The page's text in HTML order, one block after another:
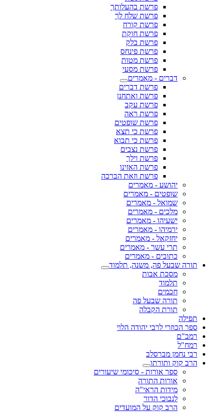
פרשת בהעלותך
פרשת שלח לך
פרשת קורח
פרשת חוקת
פרשת בלק
פרשת פינחס
פרשת מטות
פרשת מסעי
דברים - מאמרים
פרשת דברים
פרשת ואתחנן
פרשת עקב
פרשת ראה
פרשת שופטים
פרשת כי תצא
פרשת כי תבוא
פרשת נצבים
פרשת וילך
פרשת האזינו
פרשת וזאת הברכה
יהושע - מאמרים
שופטים - מאמרים
שמואל - מאמרים
מלכים - מאמרים
ישעיהו - מאמרים
ירמיהו - מאמרים
יחזקאל - מאמרים
תרי עשר - מאמרים
כתובים - מאמרים
תורה שבעל פה, משנה, תלמוד
מסכת אבות
תלמוד
חכמים
תורה שבעל פה
תורת הקבלה
תפילה
ספר הכוזרי לרבי יהודה הלוי
רמב"ם
רמח"ל
רבי נחמן מברסלב
הרב קוק ותורתו
ספר אורות - סיכומי שיעורים
אורות התורה
מידות הראי"ה
לנבוכי הדור
הרב קוק על המועדים